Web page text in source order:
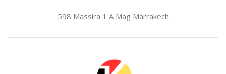
598 Massira 1 A Mag Marrakech